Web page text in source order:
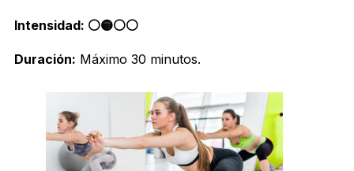
Intensidad: ⚪️🟡⚪️⚪
Duración: Máximo 30 minutos.